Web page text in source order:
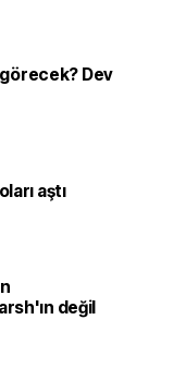
görecek? Dev
aştı
değil